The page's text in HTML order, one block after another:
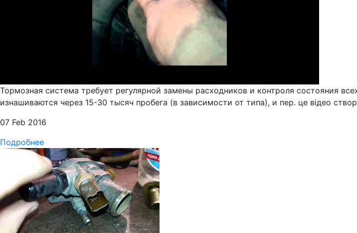
Тормозная система требует регулярной замены расходников и контроля состояния
изнашиваются через 15-30 тысяч пробега (в зависимости от типа), и пер. це відео
07 Feb 2016
Подробнее